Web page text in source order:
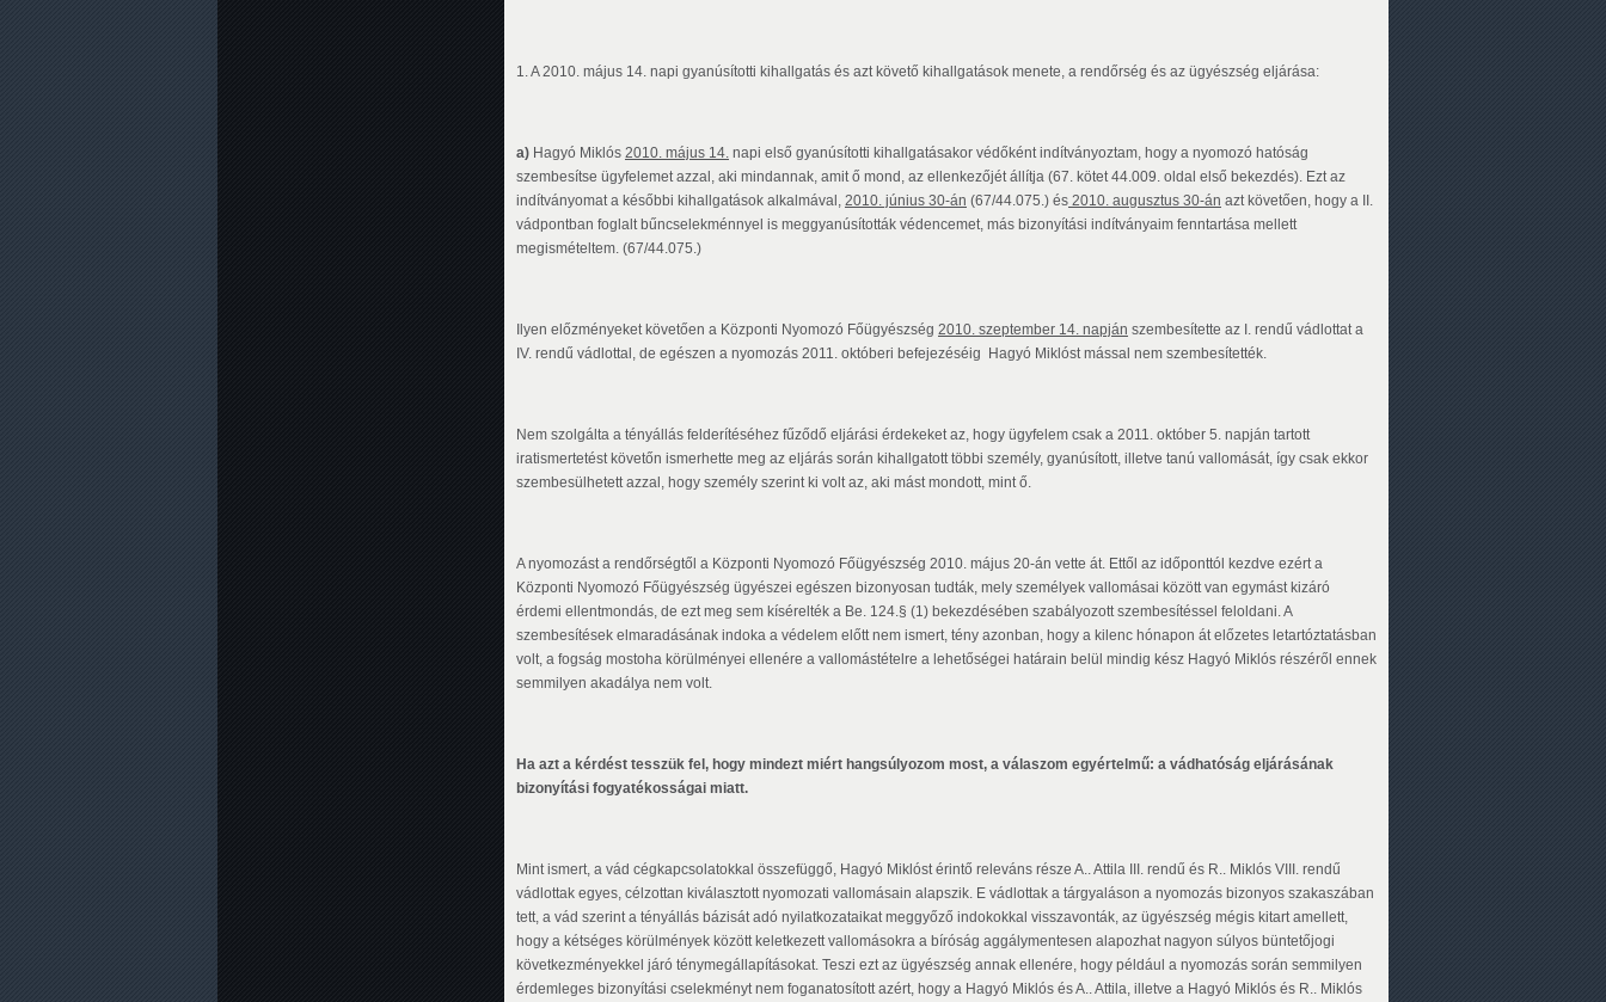
1. A 2010. május 14. napi gyanúsítotti kihallgatás és azt követő kihallgatások menete, a rendőrség és az ügyészség eljárása:
a) Hagyó Miklós 2010. május 14. napi első gyanúsítotti kihallgatásakor védőként indítványoztam, hogy a nyomozó hatóság
szembesítse ügyfelemet azzal, aki mindannak, amit ő mond, az ellenkezőjét állítja (67. kötet 44.009. oldal első bekezdés). Ezt az
indítványomat a későbbi kihallgatások alkalmával, 2010. június 30-án (67/44.075.) és 2010. augusztus 30-án azt követően, hogy a II.
vádpontban foglalt bűncselekménnyel is meggyanúsították védencemet, más bizonyítási indítványaim fenntartása mellett
megismételtem. (67/44.075.)
Ilyen előzményeket követően a Központi Nyomozó Főügyészség 2010. szeptember 14. napján szembesítette az I. rendű vádlottat a
IV. rendű vádlottal, de egészen a nyomozás 2011. októberi befejezéséig Hagyó Miklóst mással nem szembesítették.
Nem szolgálta a tényállás felderítéséhez fűződő eljárási érdekeket az, hogy ügyfelem csak a 2011. október 5. napján tartott
iratismertetést követőn ismerhette meg az eljárás során kihallgatott többi személy, gyanúsított, illetve tanú vallomását, így csak ekkor
szembesülhetett azzal, hogy személy szerint ki volt az, aki mást mondott, mint ő.
A nyomozást a rendőrségtől a Központi Nyomozó Főügyészség 2010. május 20-án vette át. Ettől az időponttól kezdve ezért a
Központi Nyomozó Főügyészség ügyészei egészen bizonyosan tudták, mely személyek vallomásai között van egymást kizáró
érdemi ellentmondás, de ezt meg sem kísérelték a Be. 124.§ (1) bekezdésében szabályozott szembesítéssel feloldani. A
szembesítések elmaradásának indoka a védelem előtt nem ismert, tény azonban, hogy a kilenc hónapon át előzetes letartóztatásban
volt, a fogság mostoha körülményei ellenére a vallomástételre a lehetőségei határain belül mindig kész Hagyó Miklós részéről ennek
semmilyen akadálya nem volt.
Ha azt a kérdést tesszük fel, hogy mindezt miért hangsúlyozom most, a válaszom egyértelmű: a vádhatóság eljárásának
bizonyítási fogyatékosságai miatt.
Mint ismert, a vád cégkapcsolatokkal összefüggő, Hagyó Miklóst érintő releváns része A.. Attila III. rendű és R.. Miklós VIII. rendű
vádlottak egyes, célzottan kiválasztott nyomozati vallomásain alapszik. E vádlottak a tárgyaláson a nyomozás bizonyos szakaszában
tett, a vád szerint a tényállás bázisát adó nyilatkozataikat meggyőző indokokkal visszavonták, az ügyészség mégis kitart amellett,
hogy a kétséges körülmények között keletkezett vallomásokra a bíróság aggálymentesen alapozhat nagyon súlyos büntetőjogi
következményekkel járó ténymegállapításokat. Teszi ezt az ügyészség annak ellenére, hogy például a nyomozás során semmilyen
érdemleges bizonyítási cselekményt nem foganatosított azért, hogy a Hagyó Miklós és A.. Attila, illetve a Hagyó Miklós és R.. Miklós